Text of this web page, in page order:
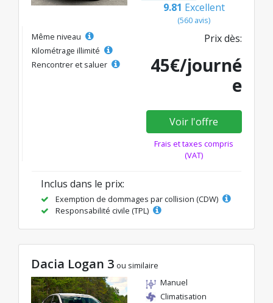
9.81 Excellent
(560 avis)
Même niveau
Kilométrage illimité
Rencontrer et saluer
Prix dès:
45€/journé
e
Voir l'offre
Frais et taxes compris
(VAT)
Inclus dans le prix:
Exemption de dommages par collision (CDW)
Responsabilité civile (TPL)
Dacia Logan 3 ou similaire
Manuel
Climatisation